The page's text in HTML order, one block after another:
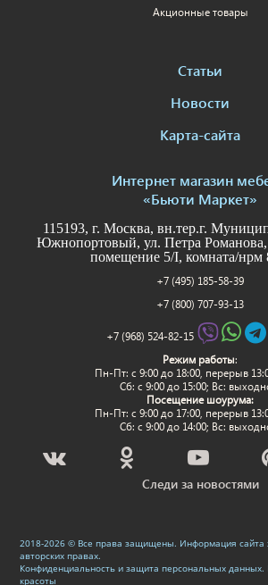
Акционные товары
Статьи
Новости
Карта-сайта
Интернет магазин
«Бьюти Маркет»
115193, г. Москва, вн.тер.г.
Южнопортовый, ул. Петра Романова,
помещение 5/I, комната/нрм
+7 (495) 185-58-39
+7 (800) 707-93-13
+7 (968) 524-82-15
Режим работы:
Пн-Пт: c 9:00 до 18:00, перерыв
Сб: с 9:00 до 15:00; Вс:
Посещение шоурума:
Пн-Пт: c 9:00 до 17:00, перерыв
Сб: с 9:00 до 14:00; Вс:
Следи за новостями
2018-2026 © Все права защищены. Информация
авторских правах.
Конфиденциальность и защита персональных данных.
красоты